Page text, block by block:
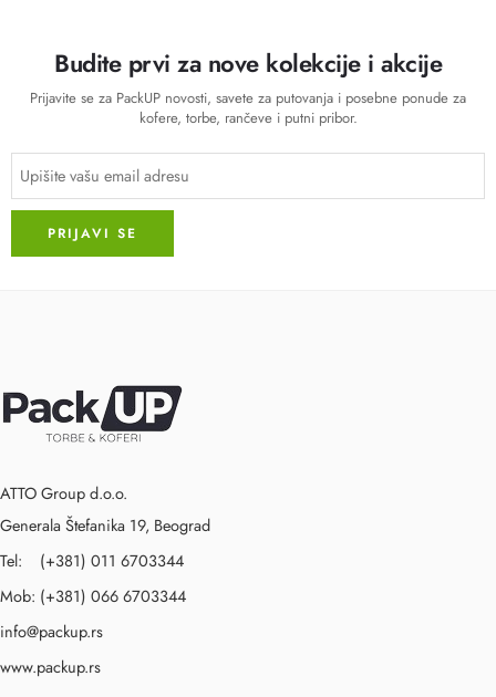
Budite prvi za nove kolekcije i akcije
Prijavite se za PackUP novosti, savete za putovanja i posebne ponude za
kofere, torbe, rančeve i putni pribor.
ATTO Group d.o.o.
Generala Štefanika 19, Beograd
Tel: (+381) 011 6703344
Mob: (+381) 066 6703344
info@packup.rs
www.packup.rs